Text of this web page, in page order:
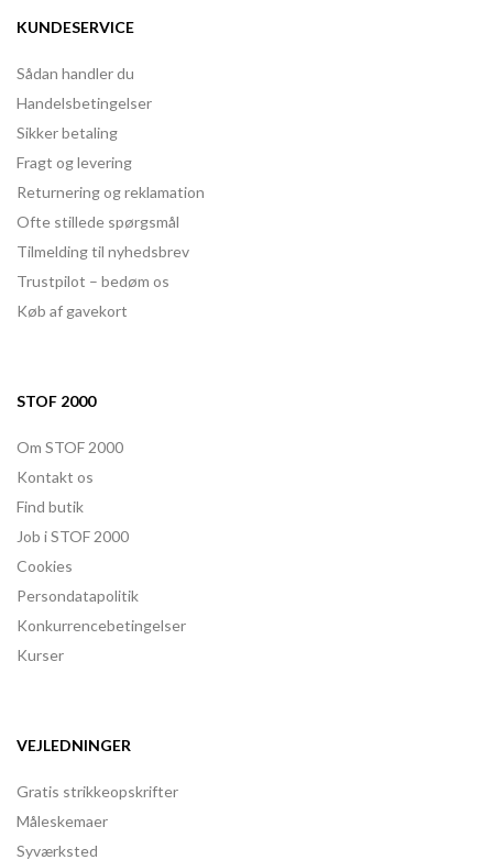
KUNDESERVICE
Sådan handler du
Handelsbetingelser
Sikker betaling
Fragt og levering
Returnering og reklamation
Ofte stillede spørgsmål
Tilmelding til nyhedsbrev
Trustpilot – bedøm os
Køb af gavekort
STOF 2000
Om STOF 2000
Kontakt os
Find butik
Job i STOF 2000
Cookies
Persondatapolitik
Konkurrencebetingelser
Kurser
VEJLEDNINGER
Gratis strikkeopskrifter
Måleskemaer
Syværksted